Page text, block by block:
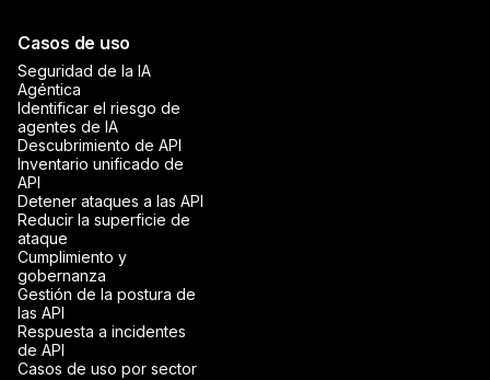
Casos de uso
Seguridad de la IA
Agéntica
Identificar el riesgo de
agentes de IA
Descubrimiento de API
Inventario unificado de
API
Detener ataques a las API
Reducir la superficie de
ataque
Cumplimiento y
gobernanza
Gestión de la postura de
las API
Respuesta a incidentes
de API
Casos de uso por sector